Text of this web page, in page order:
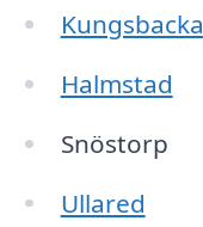
Kungsbacka
Halmstad
Snöstorp
Ullared